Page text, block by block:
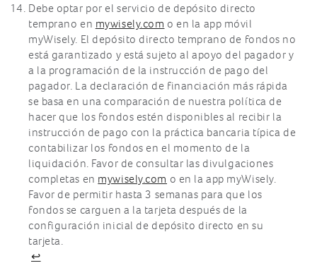
Debe optar por el servicio de depósito directo
temprano en mywisely.com o en la app móvil
myWisely. El depósito directo temprano de fondos no
está garantizado y está sujeto al apoyo del pagador y
a la programación de la instrucción de pago del
pagador. La declaración de financiación más rápida
se basa en una comparación de nuestra política de
hacer que los fondos estén disponibles al recibir la
instrucción de pago con la práctica bancaria típica de
contabilizar los fondos en el momento de la
liquidación. Favor de consultar las divulgaciones
completas en mywisely.com o en la app myWisely.
Favor de permitir hasta 3 semanas para que los
fondos se carguen a la tarjeta después de la
configuración inicial de depósito directo en su
tarjeta.
↩